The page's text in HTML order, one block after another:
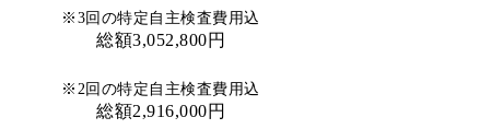
※3回の特定自主検査費用込
総額3,052,800円
※2回の特定自主検査費用込
総額2,916,000円